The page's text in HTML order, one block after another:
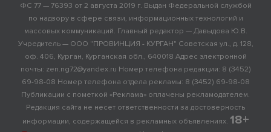
ФС 77 — 76393 от 2 августа 2019 г. Выдан Федеральной службой
по надзору в сфере связи, информационных технологий и
массовых коммуникаций. Главный редактор — Давыдова Ю.В.
Учредитель — ООО "ПРОВИНЦИЯ - КУРГАН" Советская ул., д. 128,
оф. 406, Курган, Курганская обл., 640018 Адрес электронной
почты: zen.ng72@yandex.ru Номер телефона редакции: 8 (3452)
69-98-08 Номер телефона отдела рекламы: 8 (3452) 69-98-08
Публикации с пометкой «Реклама» оплачены рекламодателем.
Редакция сайта не несет ответственности за достоверность
информации, содержащейся в рекламных объявлениях. 18+